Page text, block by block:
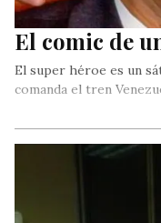
El comic de
El super héroe es un
comanda el tren